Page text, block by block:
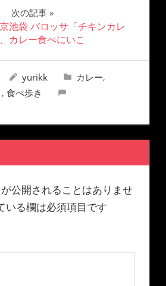
次の記事
池袋 バロッサ「チキンカレ
カレー食べにいこ
yurikk カレー,
, 食べ歩き
公開されることはありませ
いる欄は必須項目です